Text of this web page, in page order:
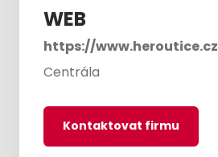
WEB
https://www.heroutice.cz
Centrála
Kontaktovat firmu